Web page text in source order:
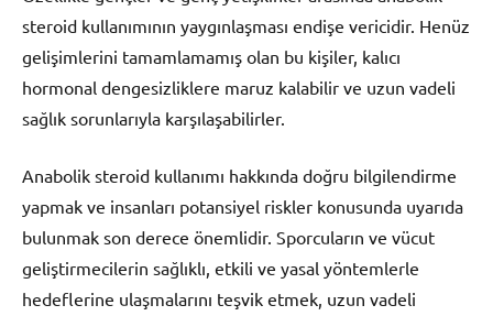
steroid kullanımının yaygınlaşması endişe vericidir. Henüz
gelişimlerini tamamlamamış olan bu kişiler, kalıcı
hormonal dengesizliklere maruz kalabilir ve uzun vadeli
sağlık sorunlarıyla karşılaşabilirler.
Anabolik steroid kullanımı hakkında doğru bilgilendirme
yapmak ve insanları potansiyel riskler konusunda uyarıda
bulunmak son derece önemlidir. Sporcuların ve vücut
geliştirmecilerin sağlıklı, etkili ve yasal yöntemlerle
hedeflerine ulaşmalarını teşvik etmek, uzun vadeli